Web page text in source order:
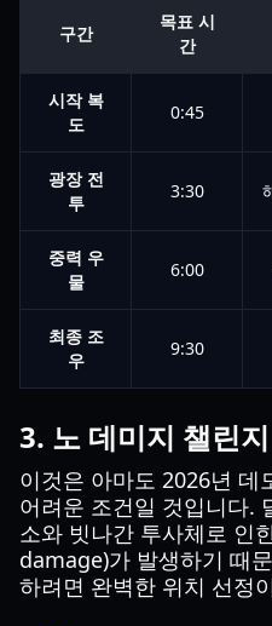
구간
목표 시
간
시작 복
도
0:45
광장 전
투
3:30
중력 우
물
6:00
최종 조
우
9:30
3. 노 데미지 챌린지
이것은 아마도 2026년 데
어려운 조건일 것입니다.
소와 빗나간 투사체로 인
damage)가 발생하기 때
하려면 완벽한 위치 선정